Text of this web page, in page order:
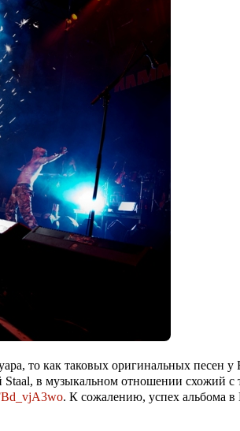
то как таковых оригинальных песен у
Staal, в музыкальном отношении схожий с
. К сожалению, успех альбома в